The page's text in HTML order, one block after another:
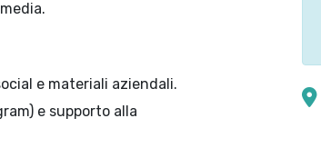
e materiali aziendali.
e supporto alla